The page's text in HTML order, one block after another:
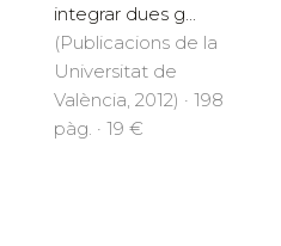
integrar dues g...
(Publicacions de la
Universitat de
València, 2012) · 198
pàg. · 19 €